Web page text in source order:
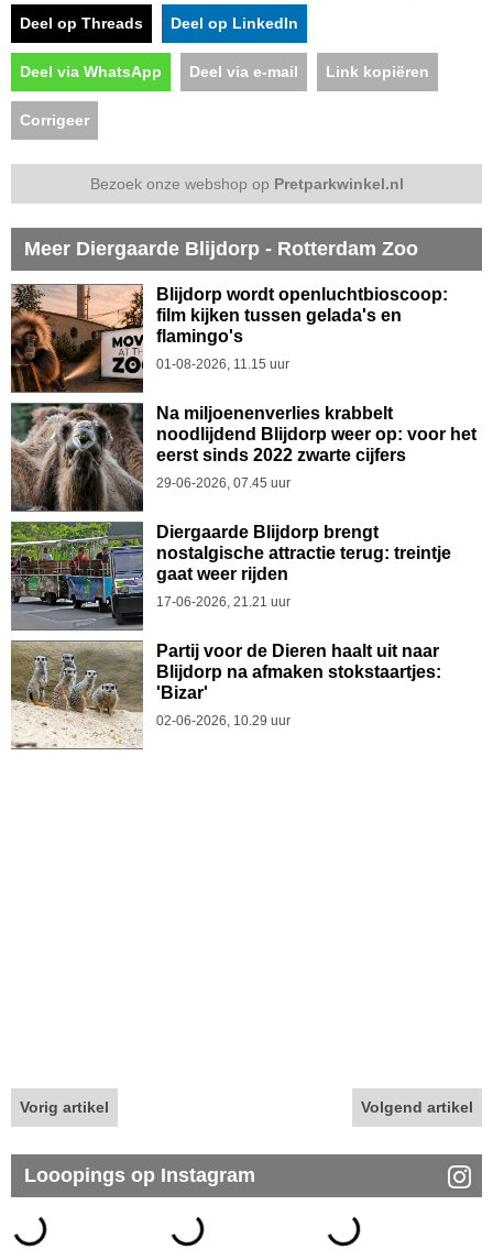
Deel op Threads Deel op LinkedIn
Deel via WhatsApp Deel via e-mail Link kopiëren
Corrigeer
Bezoek onze webshop op Pretparkwinkel.nl
Meer Diergaarde Blijdorp - Rotterdam Zoo
Blijdorp wordt openluchtbioscoop:
film kijken tussen gelada's en
flamingo's
01-08-2026, 11.15 uur
Na miljoenenverlies krabbelt
noodlijdend Blijdorp weer op: voor het
eerst sinds 2022 zwarte cijfers
29-06-2026, 07.45 uur
Diergaarde Blijdorp brengt
nostalgische attractie terug: treintje
gaat weer rijden
17-06-2026, 21.21 uur
Partij voor de Dieren haalt uit naar
Blijdorp na afmaken stokstaartjes:
'Bizar'
02-06-2026, 10.29 uur
Vorig artikel Volgend artikel
Looopings op Instagram